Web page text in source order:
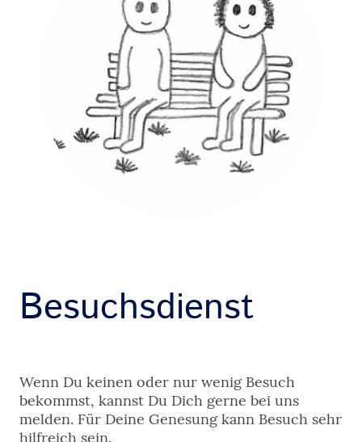
Besuchsdienst
Wenn Du keinen oder nur wenig Besuch
bekommst, kannst Du Dich gerne bei uns
melden. Für Deine Genesung kann Besuch sehr
hilfreich sein.